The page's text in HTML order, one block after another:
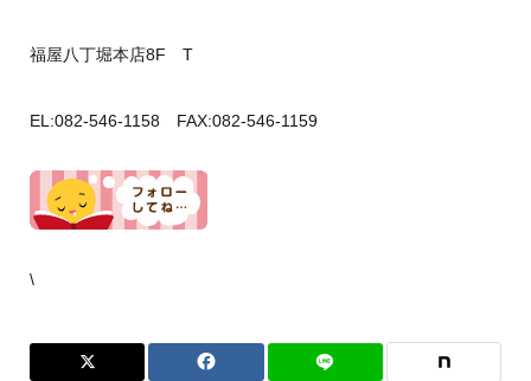
福屋八丁堀本店8F T
EL:082-546-1158 FAX:082-546-1159
\